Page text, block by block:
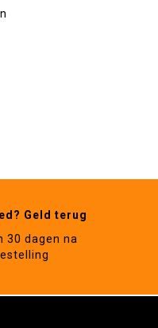
Geld terug
30 dagen na